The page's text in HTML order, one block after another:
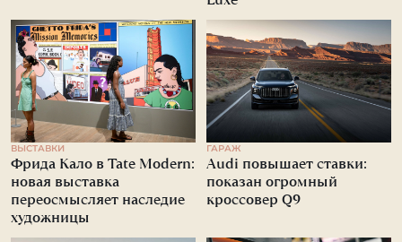
ВЫСТАВКИ
Фрида Кало в Tate Modern:
новая выставка
переосмысляет наследие
художницы
ГАРАЖ
Audi повышает ставки:
показан огромный
кроссовер Q9